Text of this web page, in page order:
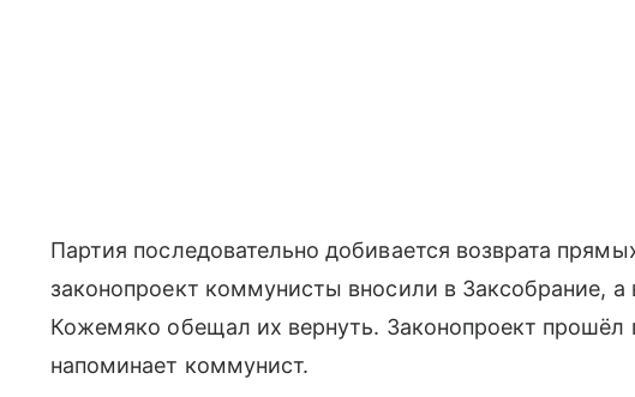
Партия последовательно добивается возврата
законопроект коммунисты вносили в Заксобрание, а
Кожемяко обещал их вернуть. Законопроект прошёл
напоминает коммунист.